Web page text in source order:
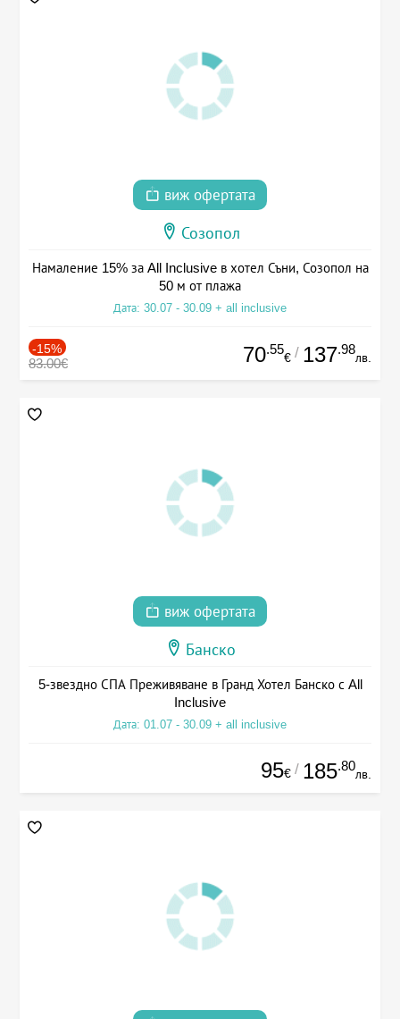
виж офертата
Созопол
Намаление 15% за All Inclusive в хотел Съни, Созопол на
50 м от плажа
Дата: 30.07 - 30.09 + all inclusive
-15%
83.00€ 70.55
€ / 137.98
лв.
виж офертата
Банско
5-звездно СПА Преживяване в Гранд Хотел Банско с All
Inclusive
Дата: 01.07 - 30.09 + all inclusive
95€ / 185.80
лв.